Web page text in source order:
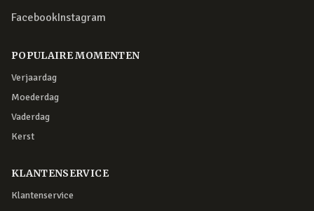
FacebookInstagram
POPULAIRE MOMENTEN
Verjaardag
Moederdag
Vaderdag
Kerst
KLANTENSERVICE
Klantenservice